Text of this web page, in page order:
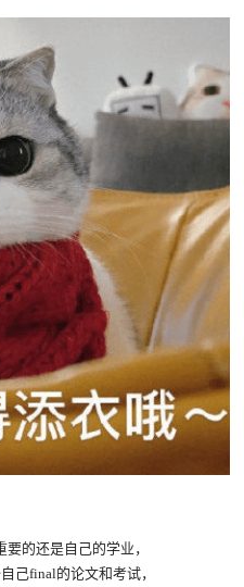
的还是自己的学业，
己final的论文和考试，